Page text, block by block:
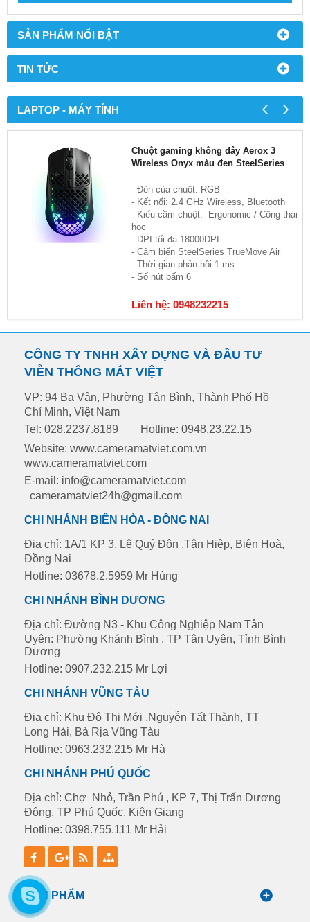
SẢN PHẨM NỔI BẬT
TIN TỨC
LAPTOP - MÁY TÍNH
Chuột gaming không dây Aerox 3
Wireless Onyx màu đen SteelSeries
- Đèn của chuột: RGB
- Kết nối: 2.4 GHz Wireless, Bluetooth
- Kiểu cầm chuột: Ergonomic / Công thái
học
- DPI tối đa 18000DPI
- Cảm biến SteelSeries TrueMove Air
- Thời gian phản hồi 1 ms
- Số nút bấm 6
Liên hệ: 0948232215
‹ ›
CÔNG TY TNHH XÂY DỰNG VÀ ĐẦU TƯ
VIỄN THÔNG MẮT VIỆT
VP: 94 Ba Vân, Phường Tân Bình, Thành Phố Hồ
Chí Minh, Việt Nam
Tel: 028.2237.8189
Hotline: 0948.23.22.15
Website: www.cameramatviet.com.vn
www.cameramatviet.com
E-mail: info@cameramatviet.com
cameramatviet24h@gmail.com
CHI NHÁNH BIÊN HÒA - ĐỒNG NAI
Địa chỉ: 1A/1 KP 3, Lê Quý Đôn ,Tân Hiệp, Biên Hoà,
Đồng Nai
Hotline: 03678.2.5959 Mr Hùng
CHI NHÁNH BÌNH DƯƠNG
Địa chỉ: Đường N3 - Khu Công Nghiệp Nam Tân
Uyên: Phường Khánh Bình , TP Tân Uyên, Tỉnh Bình
Dương
Hotline: 0907.232.215 Mr Lợi
CHI NHÁNH VŨNG TÀU
Địa chỉ: Khu Đô Thi Mới ,Nguyễn Tất Thành, TT
Long Hải, Bà Rịa Vũng Tàu
Hotline: 0963.232.215 Mr Hà
CHI NHÁNH PHÚ QUỐC
Địa chỉ: Chợ Nhỏ, Trần Phú , KP 7, Thị Trấn Dương
Đông, TP Phú Quốc, Kiên Giang
Hotline: 0398.755.111 Mr Hải
SẢN PHẨM